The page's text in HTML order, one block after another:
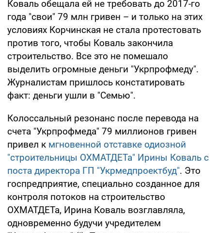
Коваль обещала ей не требовать до 2017-го
года "свои" 79 млн гривен – и только на этих
условиях Корчинская не стала протестовать
против того, чтобы Коваль закончила
строительство. Все это не помешало
выделить огромные деньги "Укрпрофмеду".
Журналистам пришлось констатировать
факт: деньги ушли в "Семью".
Колоссальный резонанс после перевода на
счета "Укрпрофмеда" 79 миллионов гривен
привел к мгновенной отставке одиозной
"строительницы ОХМАТДЕТа" Ирины Коваль с
поста директора ГП "Укрмедпроектбуд". Это
госпредприятие, специально созданное для
контроля потоков на строительство
ОХМАТДЕТа, Ирина Коваль возглавляла,
одновременно будучи учредителем